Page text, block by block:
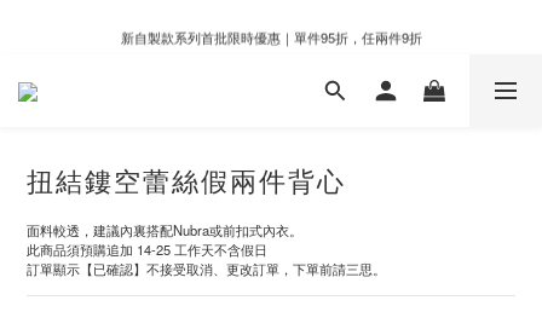
門市滿千即享好運香氛加購價格＄399
扭結鏤空蕾絲假兩件背心
面料較透，建議內裏搭配Nubra或前扣式內衣。
此商品須預購追加 14-25 工作天不含假日
訂單顯示【已確認】不接受取消、更改訂單，下單前請三思。